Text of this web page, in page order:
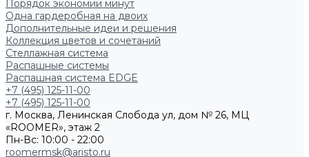
Порядок экономии минут
Одна гардеробная на двоих
Дополнительные идеи и решения
Коллекция цветов и сочетаний
Стеллажная система
Распашные системы
Распашная система EDGE
+7 (495) 125-11-00
+7 (495) 125-11-00
г. Москва, Ленинская Слобода ул, дом № 26, МЦ
«ROOMER», этаж 2
Пн-Вс: 10:00 - 22:00
roomermsk@aristo.ru